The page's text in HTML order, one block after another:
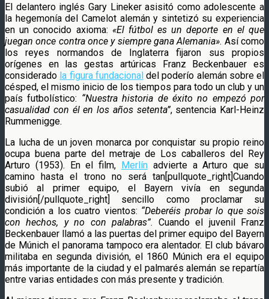
El delantero inglés Gary Lineker asisitó como adolescente a
la hegemonía del Camelot alemán y sintetizó su experiencia
en un conocido axioma: «El fútbol es un deporte en el que
juegan once contra once y siempre gana Alemania». Así como
los reyes normandos de Inglaterra fijaron sus propios
orígenes en las gestas artúricas Franz Beckenbauer es
considerado la figura fundacionaldel poderío alemán sobre el
césped, el mismo inicio de los tiempos para todo un club y un
país futbolístico: “Nuestra historia de éxito no empezó por
casualidad con él en los años setenta”, sentencia Karl-Heinz
Rummenigge.
La lucha de un joven monarca por conquistar su propio reino
ocupa buena parte del metraje de Los caballeros del Rey
Arturo (1953). En el film, Merlín advierte a Arturo que su
camino hasta el trono no será tan[pullquote_right]Cuando
subió al primer equipo, el Bayern vivía en segunda
división[/pullquote_right] sencillo como proclamar su
condición a los cuatro vientos: “Deberéis probar lo que sois
con hechos, y no con palabras”. Cuando el juvenil Franz
Beckenbauer llamó a las puertas del primer equipo del Bayern
de Múnich el panorama tampoco era alentador. El club bávaro
militaba en segunda división, el 1860 Múnich era el equipo
más importante de la ciudad y el palmarés alemán se repartía
entre varias entidades con más presente y tradición.